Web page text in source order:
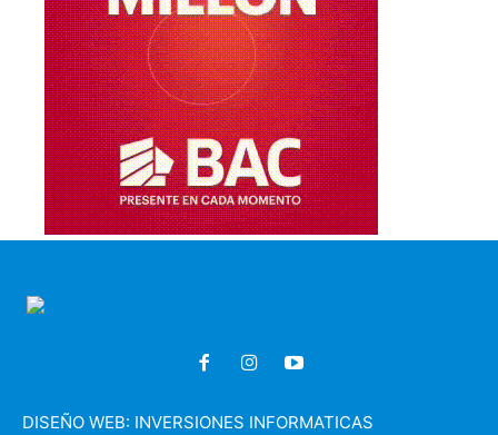
DISEÑO WEB: INVERSIONES INFORMATICAS